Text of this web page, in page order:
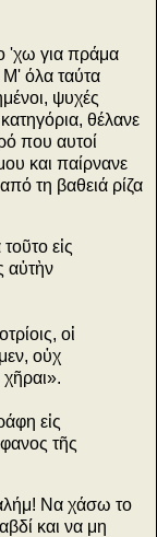
'χω για πράμα
Μ' όλα ταύτα
ψυχές
θέλανε
που αυτοί
και παίρνανε
τη βαθειά ρίζα
εἰς
αὐτὴν
οἱ
οὐχ
εἰς
τῆς
Να χάσω το
και να μη